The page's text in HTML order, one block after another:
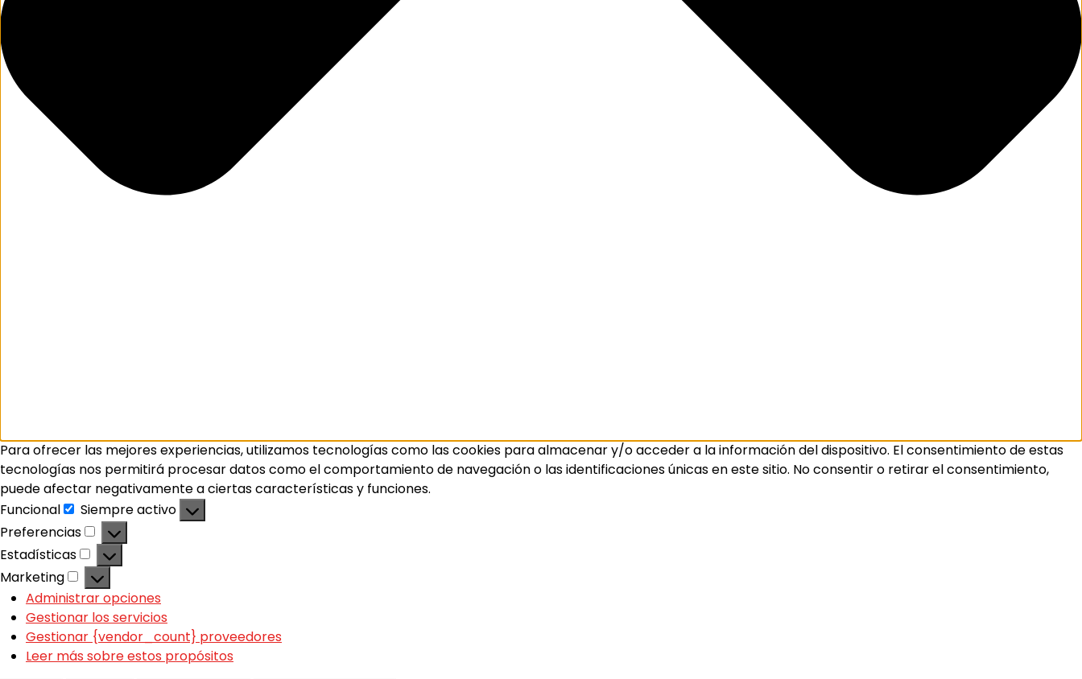
Para ofrecer las mejores experiencias, utilizamos tecnologías como las cookies para almacenar y/o acceder a la información del dispositivo. El consentimiento de estas
tecnologías nos permitirá procesar datos como el comportamiento de navegación o las identificaciones únicas en este sitio. No consentir o retirar el consentimiento,
puede afectar negativamente a ciertas características y funciones.
Funcional
Siempre activo
Preferencias
Estadísticas
Marketing
Administrar opciones
Gestionar los servicios
Gestionar {vendor_count} proveedores
Leer más sobre estos propósitos